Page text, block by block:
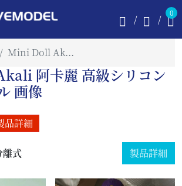
0
Mini Doll Akali 阿卡麗 画像
阿卡麗 高級シリコン
画像
品詳細
式 製品詳細